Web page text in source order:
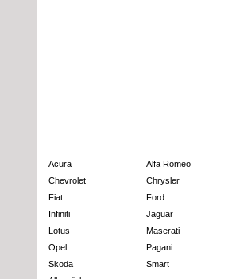
Acura Alfa Romeo
Chevrolet
Chrysler
Fiat
Ford
Infiniti
Jaguar
Lotus
Maserati
Opel
Pagani
Skoda
Smart